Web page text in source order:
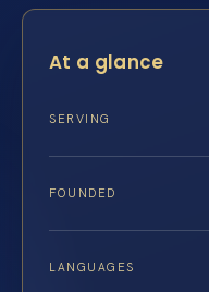
At a glance
SERVING
FOUNDED
LANGUAGES